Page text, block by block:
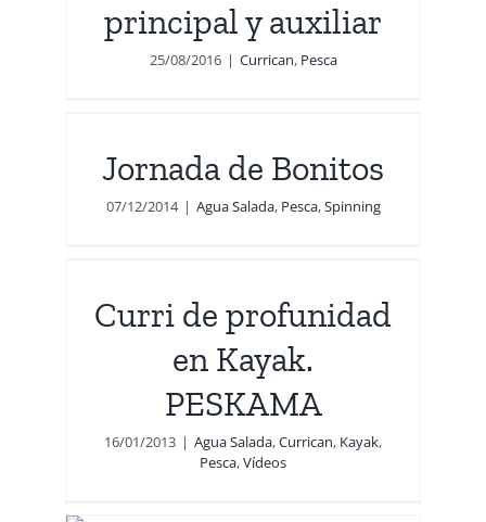
principal y auxiliar
25/08/2016 | Currican, Pesca
Jornada de Bonitos
07/12/2014 | Agua Salada, Pesca,Spinning
Curri de profunidad
en Kayak.
PESKAMA
16/01/2013 | Agua Salada,Currican, Kayak,
Pesca,Vídeos